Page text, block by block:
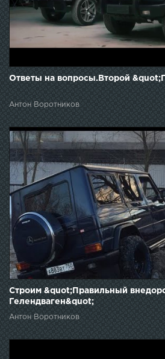
Ответы на вопросы.Второй
Антон Воротников
Строим &quot;Правильный
Гелендваген&quot;
Антон Воротников